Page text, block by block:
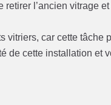
l’ancien vitrage
vitriers, car cette tâche
de cette installation et